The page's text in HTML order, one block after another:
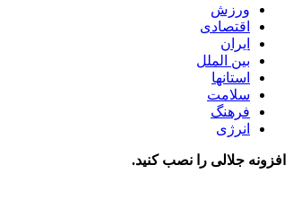
ورزش
اقتصادی
ایران
بین الملل
استانها
سلامت
فرهنگ
انرژی
افزونه جلالی را نصب کنید.